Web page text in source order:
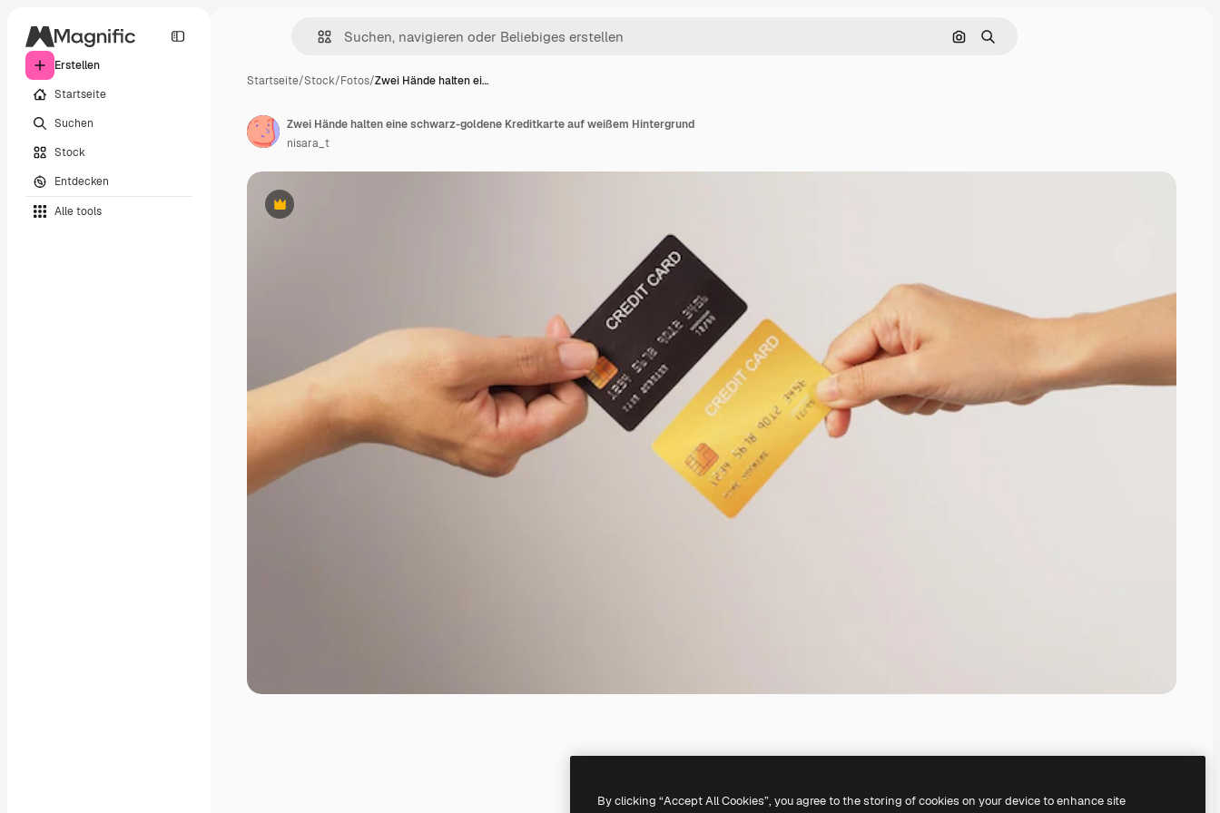
Erstellen
Startseite
Suchen
Stock
Entdecken
Alle tools
Nach Bild suchen
Suchen
Startseite/Stock/Fotos/Zwei Hände halten ei…
Premium
Zwei Hände halten eine schwarz-goldene Kreditkarte auf weißem Hintergrund
nisara_t
By clicking “Accept All Cookies”, you agree to the storing of cookies on your device to enhance site